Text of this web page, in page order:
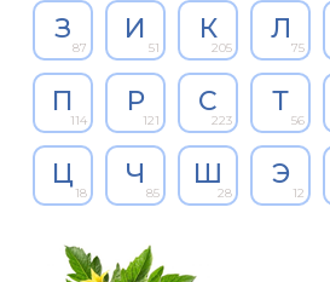
З
87
И
51
К
205
Л
75
П
114
Р
121
С
223
Т
56
Ц
18
Ч
85
Ш
28
Э
12